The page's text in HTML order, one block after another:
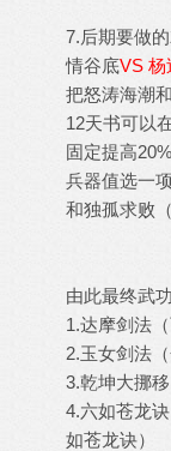
7.后期要做
情谷底VS 杨
把怒涛海潮
12天书可以
固定提高
兵器值选一
和独孤求败
由此最终武
1.达摩剑法
2.玉女剑法
3.乾坤大挪移
4.六如苍龙
如苍龙诀）